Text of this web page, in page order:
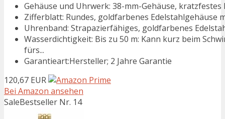
Gehäuse und Uhrwerk: 38-mm-Gehäuse,
Zifferblatt: Rundes, goldfarbenes Edelstahlgehäuse
Uhrenband: Strapazierfähiges, goldfarbenes
Wasserdichtigkeit: Bis zu 50 m: Kann kurz beim
fürs...
Garantieart:Hersteller; 2 Jahre Garantie
120,67 EUR
Bei Amazon ansehen
SaleBestseller Nr. 14